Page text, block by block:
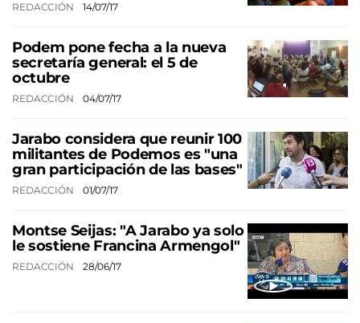
REDACCIÓN 14/07/17
Podem pone fecha a la nueva
secretaría general: el 5 de
octubre
REDACCIÓN 04/07/17
Jarabo considera que reunir 100
militantes de Podemos es "una
gran participación de las bases"
REDACCIÓN 01/07/17
Montse Seijas: "A Jarabo ya solo
le sostiene Francina Armengol"
REDACCIÓN 28/06/17